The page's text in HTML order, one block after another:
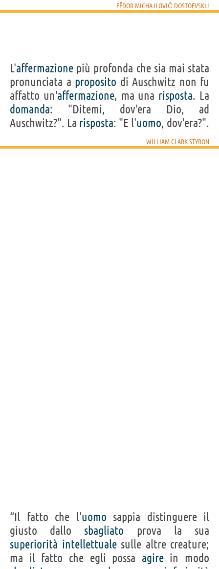
FËDOR MICHAJLOVIČ DOSTOEVSKIJ
L'affermazione più profonda che sia mai stata
pronunciata a proposito di Auschwitz non fu
affatto un'affermazione, ma una risposta. La
domanda: "Ditemi, dov'era Dio, ad
Auschwitz?". La risposta: "E l'uomo, dov'era?".
WILLIAM CLARK STYRON
“Il fatto che l'uomo sappia distinguere il
giusto dallo sbagliato prova la sua
superiorità intellettualesulle altre creature;
ma il fatto che egli possa agirein modo